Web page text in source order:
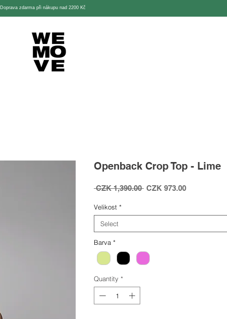
Doprava zdarma při nákupu nad 2200 Kč
Openback Crop Top - Lime
CZK 1,390.00 Regular
CZK 973.00Sale
Velikost *
Select
Barva *
Quantity *